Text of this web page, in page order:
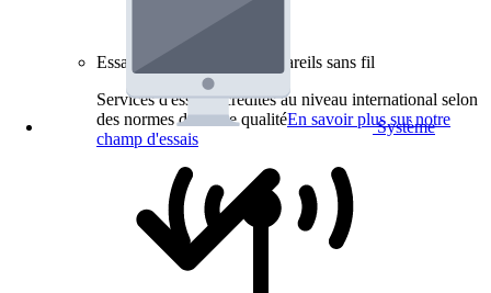
Système
Essais de produits pour appareils sans fil
Services d'essai accrédités au niveau international selon
des normes de haute qualitéEn savoir plus sur notre
champ d'essais